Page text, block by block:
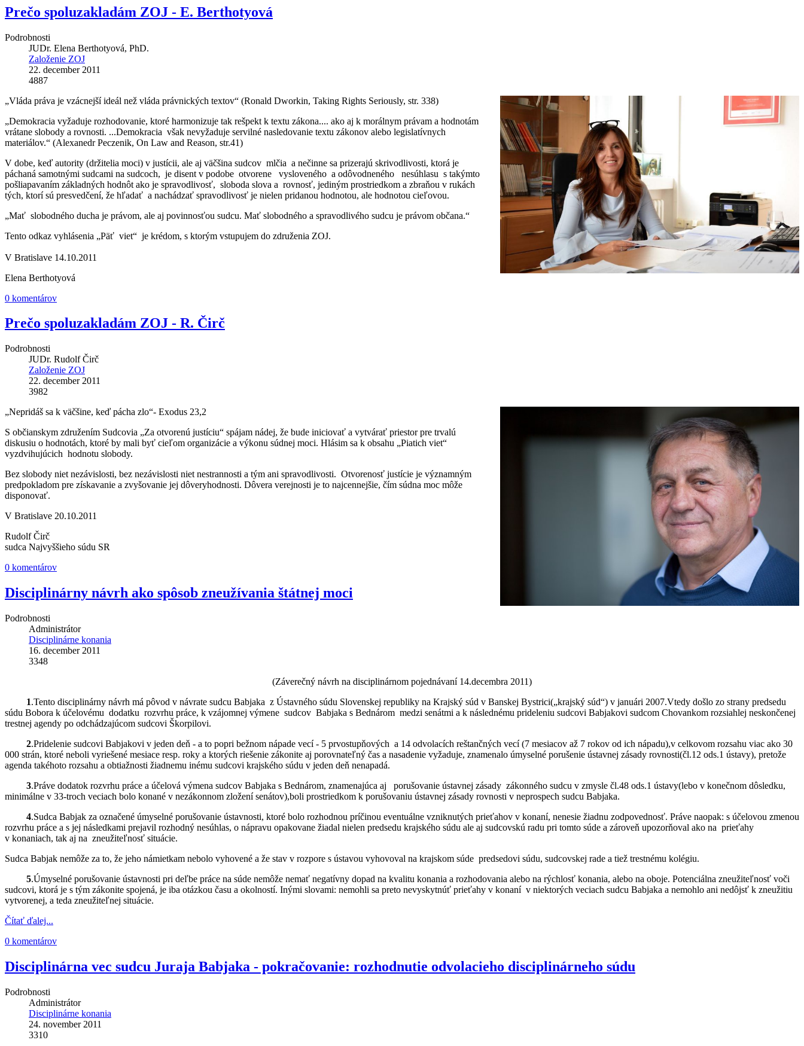
Prečo spoluzakladám ZOJ - E. Berthotyová
Podrobnosti
JUDr. Elena Berthotyová, PhD.
Založenie ZOJ
22. december 2011
4887
„Vláda práva je vzácnejší ideál než vláda právnických textov“ (Ronald Dworkin, Taking Rights Seriously, str. 338)
„Demokracia vyžaduje rozhodovanie, ktoré harmonizuje tak rešpekt k textu zákona.... ako aj k morálnym právam a hodnotám
vrátane slobody a rovnosti. ...Demokracia však nevyžaduje servilné nasledovanie textu zákonov alebo legislatívnych
materiálov.“ (Alexanedr Peczenik, On Law and Reason, str.41)
V dobe, keď autority (držitelia moci) v justícii, ale aj väčšina sudcov mlčia a nečinne sa prizerajú skrivodlivosti, ktorá je
páchaná samotnými sudcami na sudcoch, je disent v podobe otvorene vysloveného a odôvodneného nesúhlasu s takýmto
pošliapavaním základných hodnôt ako je spravodlivosť, sloboda slova a rovnosť, jediným prostriedkom a zbraňou v rukách
tých, ktorí sú presvedčení, že hľadať a nachádzať spravodlivosť je nielen pridanou hodnotou, ale hodnotou cieľovou.
„Mať slobodného ducha je právom, ale aj povinnosťou sudcu. Mať slobodného a spravodlivého sudcu je právom občana.“
Tento odkaz vyhlásenia „Päť viet“ je krédom, s ktorým vstupujem do združenia ZOJ.
V Bratislave 14.10.2011
Elena Berthotyová
0 komentárov
Prečo spoluzakladám ZOJ - R. Čirč
Podrobnosti
JUDr. Rudolf Čirč
Založenie ZOJ
22. december 2011
3982
„Nepridáš sa k väčšine, keď pácha zlo“- Exodus 23,2
S občianskym združením Sudcovia „Za otvorenú justíciu“ spájam nádej, že bude iniciovať a vytvárať priestor pre trvalú
diskusiu o hodnotách, ktoré by mali byť cieľom organizácie a výkonu súdnej moci. Hlásim sa k obsahu „Piatich viet“
vyzdvihujúcich hodnotu slobody.
Bez slobody niet nezávislosti, bez nezávislosti niet nestrannosti a tým ani spravodlivosti. Otvorenosť justície je významným
predpokladom pre získavanie a zvyšovanie jej dôveryhodnosti. Dôvera verejnosti je to najcennejšie, čím súdna moc môže
disponovať.
V Bratislave 20.10.2011
Rudolf Čirč
sudca Najvyššieho súdu SR
0 komentárov
Disciplinárny návrh ako spôsob zneužívania štátnej moci
Podrobnosti
Administrátor
Disciplinárne konania
16. december 2011
3348
(Záverečný návrh na disciplinárnom pojednávaní 14.decembra 2011)
1.Tento disciplinárny návrh má pôvod v návrate sudcu Babjaka z Ústavného súdu Slovenskej republiky na Krajský súd v Banskej Bystrici(„krajský súd“) v januári 2007.Vtedy došlo zo strany predsedu
súdu Bobora k účelovému dodatku rozvrhu práce, k vzájomnej výmene sudcov Babjaka s Bednárom medzi senátmi a k následnému prideleniu sudcovi Babjakovi sudcom Chovankom rozsiahlej neskončenej
trestnej agendy po odchádzajúcom sudcovi Škorpilovi.
2.Pridelenie sudcovi Babjakovi v jeden deň - a to popri bežnom nápade vecí - 5 prvostupňových a 14 odvolacích reštančných vecí (7 mesiacov až 7 rokov od ich nápadu),v celkovom rozsahu viac ako 30
000 strán, ktoré neboli vyriešené mesiace resp. roky a ktorých riešenie zákonite aj porovnateľný čas a nasadenie vyžaduje, znamenalo úmyselné porušenie ústavnej zásady rovnosti(čl.12 ods.1 ústavy), pretože
agenda takéhoto rozsahu a obtiažnosti žiadnemu inému sudcovi krajského súdu v jeden deň nenapadá.
3.Práve dodatok rozvrhu práce a účelová výmena sudcov Babjaka s Bednárom, znamenajúca aj porušovanie ústavnej zásady zákonného sudcu v zmysle čl.48 ods.1 ústavy(lebo v konečnom dôsledku,
minimálne v 33-troch veciach bolo konané v nezákonnom zložení senátov),boli prostriedkom k porušovaniu ústavnej zásady rovnosti v neprospech sudcu Babjaka.
4.Sudca Babjak za označené úmyselné porušovanie ústavnosti, ktoré bolo rozhodnou príčinou eventuálne vzniknutých prieťahov v konaní, nenesie žiadnu zodpovednosť. Práve naopak: s účelovou zmenou
rozvrhu práce a s jej následkami prejavil rozhodný nesúhlas, o nápravu opakovane žiadal nielen predsedu krajského súdu ale aj sudcovskú radu pri tomto súde a zároveň upozorňoval ako na prieťahy
v konaniach, tak aj na zneužiteľnosť situácie.
Sudca Babjak nemôže za to, že jeho námietkam nebolo vyhovené a že stav v rozpore s ústavou vyhovoval na krajskom súde predsedovi súdu, sudcovskej rade a tiež trestnému kolégiu.
5.Úmyselné porušovanie ústavnosti pri deľbe práce na súde nemôže nemať negatívny dopad na kvalitu konania a rozhodovania alebo na rýchlosť konania, alebo na oboje. Potenciálna zneužiteľnosť voči
sudcovi, ktorá je s tým zákonite spojená, je iba otázkou času a okolností. Inými slovami: nemohli sa preto nevyskytnúť prieťahy v konaní v niektorých veciach sudcu Babjaka a nemohlo ani nedôjsť k zneužitiu
vytvorenej, a teda zneužiteľnej situácie.
Čítať ďalej...
0 komentárov
Disciplinárna vec sudcu Juraja Babjaka - pokračovanie: rozhodnutie odvolacieho disciplinárneho súdu
Podrobnosti
Administrátor
Disciplinárne konania
24. november 2011
3310